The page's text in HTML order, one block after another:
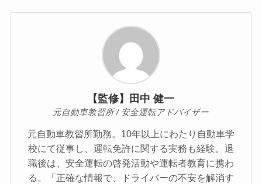
【監修】田中 健一
元自動車教習所 / 安全運転アドバイザー
元自動車教習所勤務。10年以上にわたり自動車学
校にて従事し、運転免許に関する実務も経験。退
職後は、安全運転の啓発活動や運転者教育に携わ
る。「正確な情報で、ドライバーの不安を解消す